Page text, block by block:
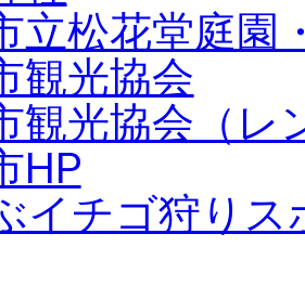
立松花堂庭園
観光協会
観光協会（レ
HP
イチゴ狩り